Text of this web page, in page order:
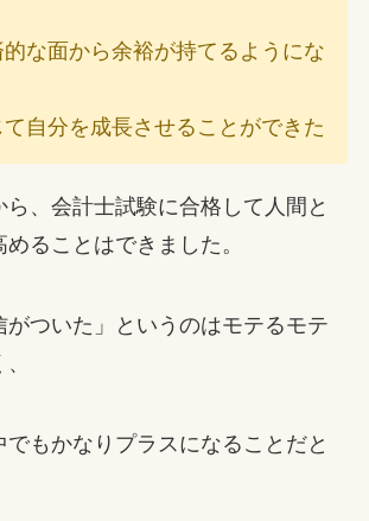
的な面から余裕が持てるようにな
て自分を成長させることができた
ら、会計士試験に合格して人間と
ることはできました。
がついた」というのはモテるモテ
もかなりプラスになることだと